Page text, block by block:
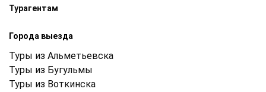
Турагентам
Города выезда
Туры из Альметьевска
Туры из Бугульмы
Туры из Воткинска